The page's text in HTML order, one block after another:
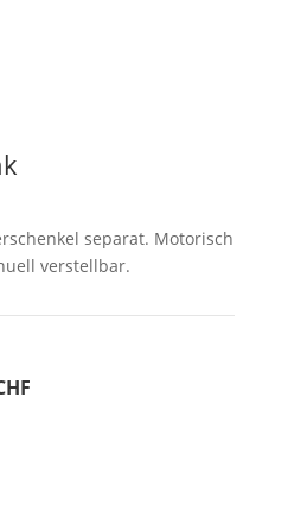
separat. Motorisch
verstellbar.